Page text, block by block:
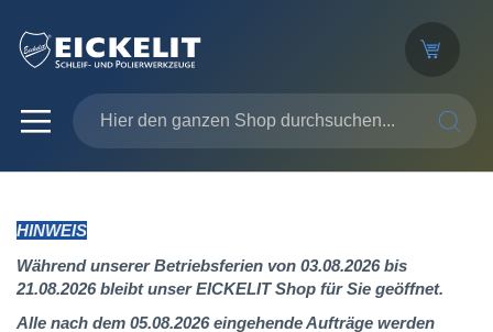
SUCHE
HINWEIS
Während unserer Betriebsferien von 03.08.2026 bis
21.08.2026 bleibt unser EICKELIT Shop für Sie geöffnet.
Alle nach dem 05.08.2026 eingehende Aufträge werden